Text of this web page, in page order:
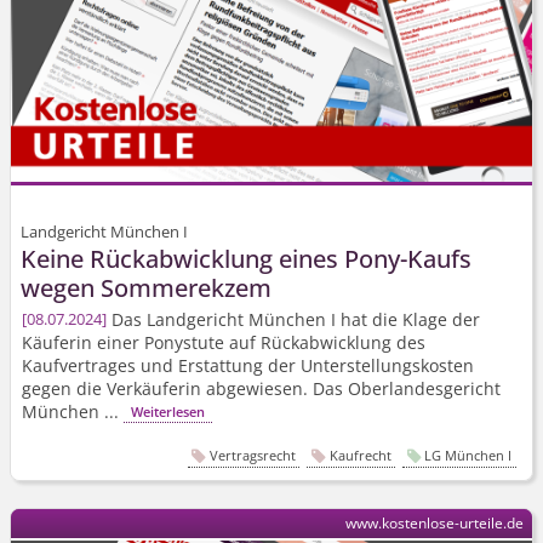
Landgericht München I
Keine Rückabwicklung eines Pony-Kaufs
wegen Sommerekzem
08.07.2024 Das Landgericht München I hat die Klage der
Käuferin einer Ponystute auf Rückabwicklung des
Kaufvertrages und Erstattung der Unter­stellungs­kosten
gegen die Verkäuferin abgewiesen. Das Oberlandesgericht
München ...
Weiterlesen
Vertragsrecht Kaufrecht LG München I
www.kostenlose-urteile.de